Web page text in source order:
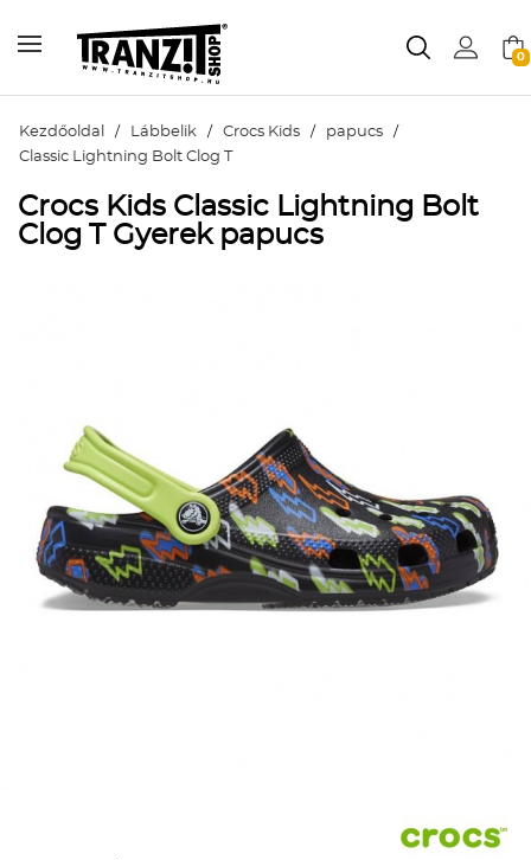
0
Kezdőoldal / Lábbelik / Crocs Kids / papucs /
Classic Lightning Bolt Clog T
Crocs Kids Classic Lightning Bolt
Clog T Gyerek papucs